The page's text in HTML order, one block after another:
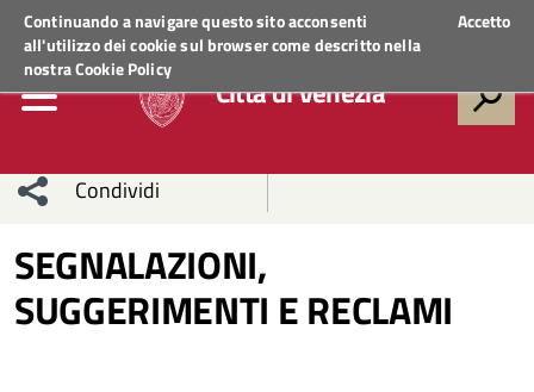
Continuando a navigare questo sito acconsenti
all'utilizzo dei cookie sul browser come descritto nella
nostraCookie Policy
Accetto
Regione VenetoACCEDI AI SERVIZI
Città di Venezia
Condividi
sui social
Condividi
Condividi
su
Condividi
SEGNALAZIONI,
SUGGERIMENTI E RECLAMI